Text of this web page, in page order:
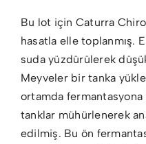
Bu lot için Caturra
hasatla elle toplanmış.
suda yüzdürülerek
Meyveler bir tanka
ortamda fermantasyona
tanklar mühürlenerek
edilmiş. Bu ön